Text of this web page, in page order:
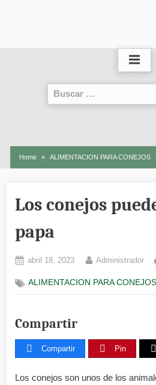
Buscar:
Home ALIMENTACION PARA CONEJOS
Los conejos
papa
Posted
abril 18, 2023 By
Administrador
ALIMENTACION PARA CONEJOS
Compartir
Compartir Pin
Los conejos son unos de los